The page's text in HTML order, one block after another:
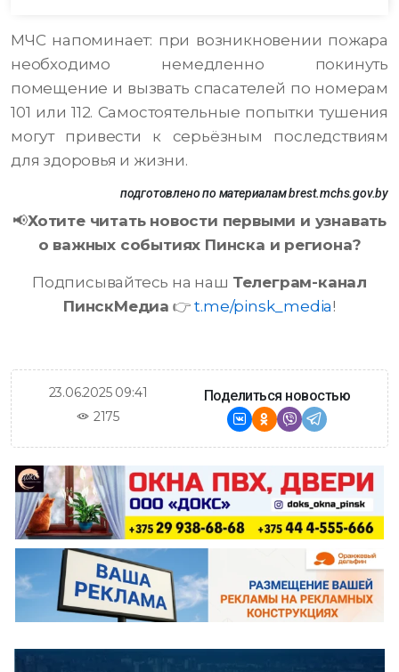
МЧС напоминает: при возникновении пожара
необходимо немедленно покинуть
помещение и вызвать спасателей по номерам
101 или 112. Самостоятельные попытки тушения
могут привести к серьёзным последствиям
для здоровья и жизни.
подготовлено по материалам brest.mchs.gov.by
📢Хотите читать новости первыми и узнавать
о важных событиях Пинска и региона?
Подписывайтесь на наш Телеграм-канал
ПинскМедиа 👉t.me/pinsk_media!
23.06.2025 09:41
2175
Поделиться новостью